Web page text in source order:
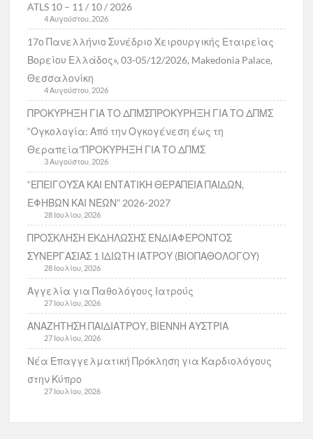
ATLS 10 – 11 / 10 / 2026
4 Αυγούστου, 2026
17ο Πανελλήνιο Συνέδριο Χειρουργικής Εταιρείας
Βορείου Ελλάδος», 03-05/12/2026, Makedonia Palace,
Θεσσαλονίκη
4 Αυγούστου, 2026
ΠΡΟΚΥΡΗΞΗ ΓΙΑ ΤΟ ΔΠΜΣΠΡΟΚΥΡΗΞΗ ΓΙΑ ΤΟ ΔΠΜΣ
“Ογκολογία: Από την Ογκογένεση έως τη
Θεραπεία”ΠΡΟΚΥΡΗΞΗ ΓΙΑ ΤΟ ΔΠΜΣ
3 Αυγούστου, 2026
“ΕΠΕΙΓΟΥΣΑ ΚΑΙ ΕΝΤΑΤΙΚΗ ΘΕΡΑΠΕΙΑ ΠΑΙΔΩΝ,
ΕΦΗΒΩΝ ΚΑΙ ΝΕΩΝ” 2026-2027
28 Ιουλίου, 2026
ΠΡΟΣΚΛΗΣΗ ΕΚΔΗΛΩΣΗΣ ΕΝΔΙΑΦΕΡΟΝΤΟΣ
ΣΥΝΕΡΓΑΣΙΑΣ 1 ΙΔΙΩΤΗ ΙΑΤΡΟΥ (ΒΙΟΠΑΘΟΛΟΓΟΥ)
28 Ιουλίου, 2026
Αγγελία για Παθολόγους Ιατρούς
27 Ιουλίου, 2026
ΑΝΑΖΗΤΗΣΗ ΠΑΙΔΙΑΤΡΟΥ, ΒΙΕΝΝΗ ΑΥΣΤΡΙΑ
27 Ιουλίου, 2026
Νέα Επαγγελματική Πρόκληση για Καρδιολόγους
στην Κύπρο
27 Ιουλίου, 2026